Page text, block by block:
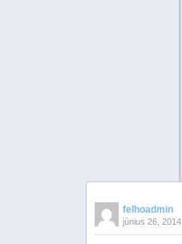
felhoadmin
június 26, 2014